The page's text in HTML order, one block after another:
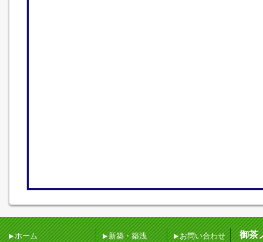
ホーム
新築・築浅
お問い合わせ
御茶